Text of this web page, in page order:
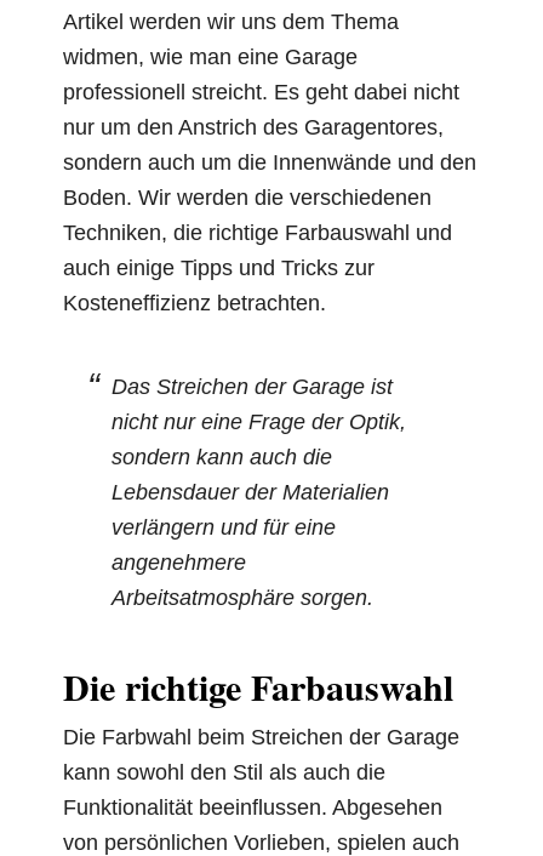
Artikel werden wir uns dem Thema
widmen, wie man eine Garage
professionell streicht. Es geht dabei nicht
nur um den Anstrich des Garagentores,
sondern auch um die Innenwände und den
Boden. Wir werden die verschiedenen
Techniken, die richtige Farbauswahl und
auch einige Tipps und Tricks zur
Kosteneffizienz betrachten.
Das Streichen der Garage ist
nicht nur eine Frage der Optik,
sondern kann auch die
Lebensdauer der Materialien
verlängern und für eine
angenehmere
Arbeitsatmosphäre sorgen.
Die richtige Farbauswahl
Die Farbwahl beim Streichen der Garage
kann sowohl den Stil als auch die
Funktionalität beeinflussen. Abgesehen
von persönlichen Vorlieben, spielen auch